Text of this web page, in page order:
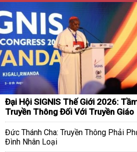
Đại Hội SIGNIS Thế Giới 2026:
Truyền Thông Đối Với Truyền Giáo
Đức Thánh Cha: Truyền Thông Phải
Đình Nhân Loại